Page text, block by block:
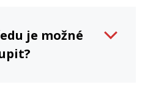
je možné